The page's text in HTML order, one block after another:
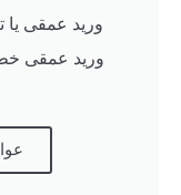
ورید عمقی یا
ورید عمقی